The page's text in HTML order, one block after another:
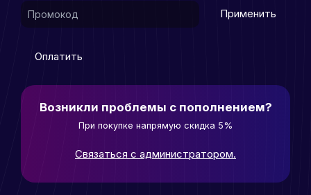
Применить
Оплатить
Возникли проблемы с пополнением?
При покупке напрямую скидка 5%
Связаться с администратором.